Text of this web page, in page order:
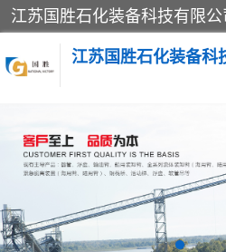
江苏国胜石化装备科
输油臂